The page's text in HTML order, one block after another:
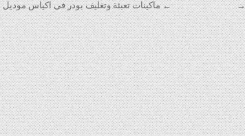
← ماكينات تعبئة وتغليف بودر فى اكياس موديل 952 ماركة المهندس منسى